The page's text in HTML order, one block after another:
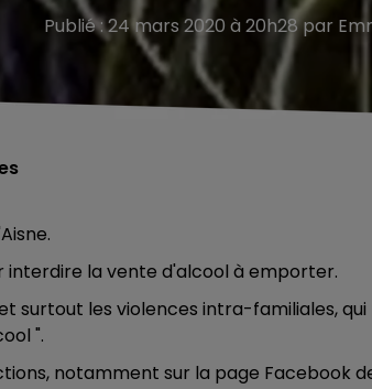
Publié : 24 mars 2020 à 20h28 par
la vente d'alcool à emporter.
surtout les violences intra-familiales,
".
notamment sur la page Facebook